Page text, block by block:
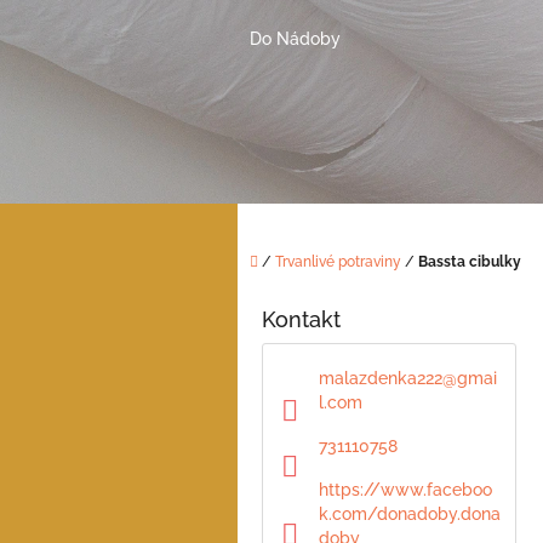
obsah
Do Nádoby
Domů
/ Trvanlivé potraviny / Bassta cibulky
Kontakt
malazdenka222@gmai
l.com
731110758
https://www.faceboo
k.com/donadoby.dona
doby